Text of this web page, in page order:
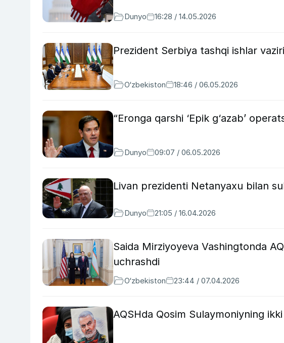
Dunyo 16:28 / 14.05.2026
Prezident Serbiya tashqi ishlar
O‘zbekiston 18:46 / 06.05.2026
“Eronga qarshi ‘Epik g‘azab’
Dunyo 09:07 / 06.05.2026
Livan prezidenti Netanyaxu bilan
Dunyo 21:05 / 16.04.2026
Saida Mirziyoyeva Vashingtonda
uchrashdi
O‘zbekiston 23:44 / 07.04.2026
AQSHda Qosim Sulaymoniyning